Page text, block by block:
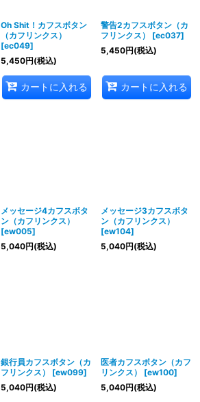
Oh Shit！カフスボタン
（カフリンクス）
[ec049]
5,450円(税込)
カートに入れる
警告2カフスボタン（カ
フリンクス）
[ec037]
5,450円(税込)
カートに入れる
メッセージ4カフスボタ
ン（カフリンクス）
[ew005]
5,040円(税込)
メッセージ3カフスボタ
ン（カフリンクス）
[ew104]
5,040円(税込)
銀行員カフスボタン（カ
フリンクス）
[ew099]
5,040円(税込)
医者カフスボタン（カフ
リンクス）
[ew100]
5,040円(税込)